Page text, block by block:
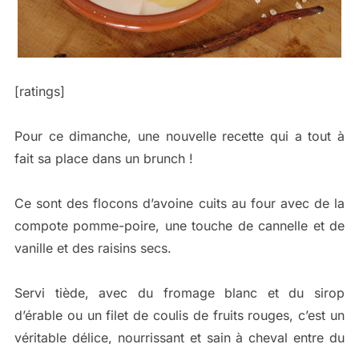
[ratings]
Pour ce dimanche, une nouvelle recette qui a tout à
fait sa place dans un brunch !
Ce sont des flocons d’avoine cuits au four avec de la
compote pomme-poire, une touche de cannelle et de
vanille et des raisins secs.
Servi tiède, avec du fromage blanc et du sirop
d’érable ou un filet de coulis de fruits rouges, c’est un
véritable délice, nourrissant et sain à cheval entre du